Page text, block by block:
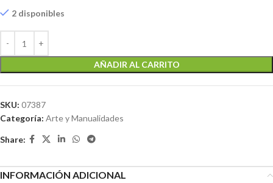
2 disponibles
AÑADIR AL CARRITO
SKU: 07387
Categoría: Arte y Manualidades
Share:
INFORMACIÓN ADICIONAL